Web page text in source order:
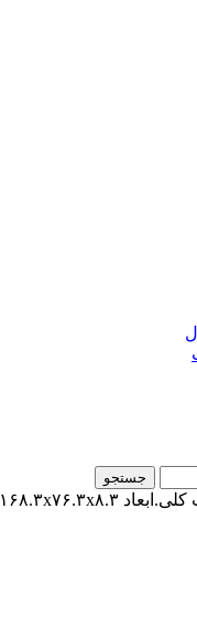
جستجو
۱۶۸.۳x۷۶.۳x۸.۳ میلی‌متر